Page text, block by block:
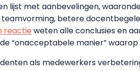
lijst met aanbevelingen,
betere
reactieweten alle conclusies en
“onacceptabele manier”
als medewerkers